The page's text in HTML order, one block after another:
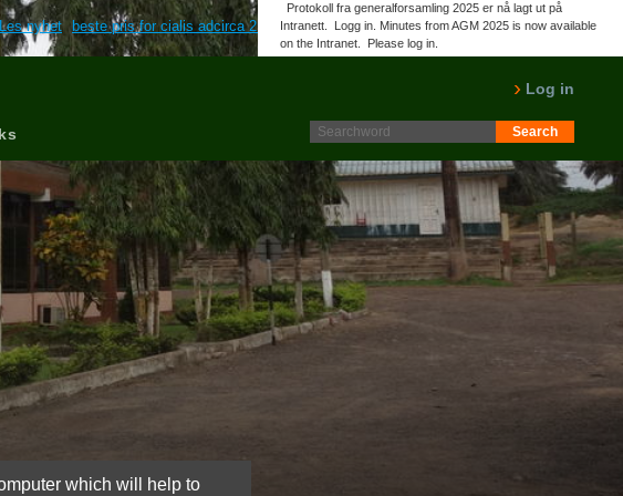
Les nyhet beste pris for cialis adcirca 2.5mg 5mg 10mg 20mg 40mg www.lbcoffee.cz Ordering
Log in
Protokoll fra generalforsamling 2025 er nå lagt ut på
Intranett. Logg in. Minutes from AGM 2025 is now available
on the Intranet. Please log in.
which will help to